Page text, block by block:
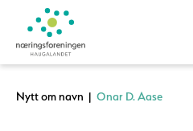
Nytt om navn | Onar D. Aase